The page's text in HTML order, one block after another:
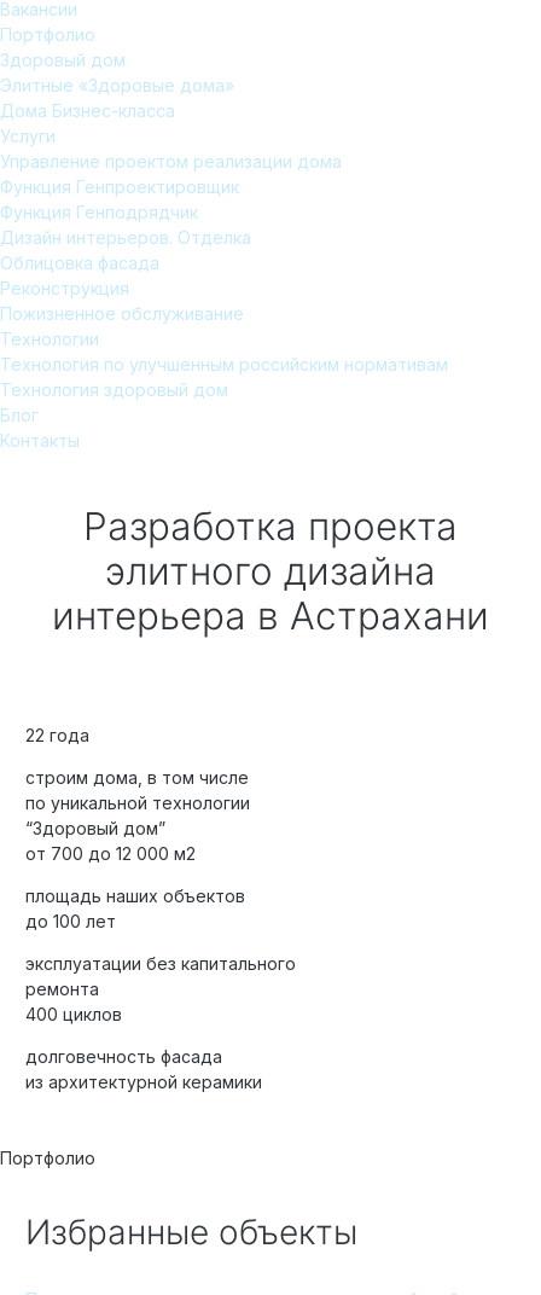
Вакансии
Портфолио
Здоровый дом
Элитные «Здоровые дома»
Дома Бизнес-класса
Услуги
Управление проектом реализации дома
Функция Генпроектировщик
Функция Генподрядчик
Дизайн интерьеров. Отделка
Облицовка фасада
Реконструкция
Пожизненное обслуживание
Технологии
Технология по улучшенным российским нормативам
Технология здоровый дом
Блог
Контакты
Разработка проекта
элитного дизайна
интерьера в Астрахани
22 года
строим дома, в том числе
по уникальной технологии
“Здоровый дом”
от 700 до 12 000 м2
площадь наших объектов
до 100 лет
эксплуатации без капитального
ремонта
400 циклов
долговечность фасада
из архитектурной керамики
Портфолио
Избранные объекты